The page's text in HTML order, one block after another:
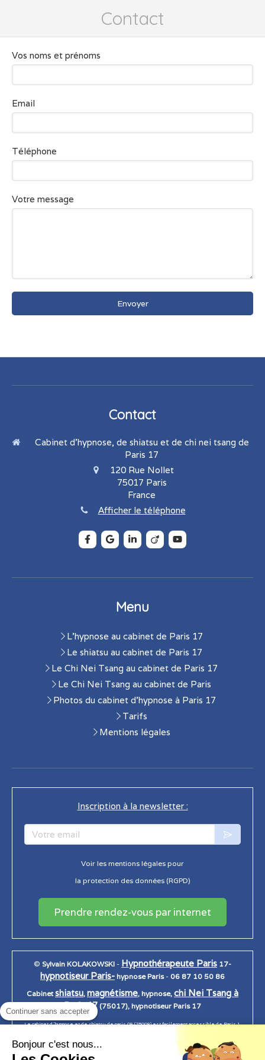
Contact
Vos noms et prénoms
Email
Téléphone
Votre message
Envoyer
Contact
Cabinet d'hypnose, de shiatsu et de chi nei tsang de
Paris 17
120 Rue Nollet
75017 Paris
France
Afficher le téléphone
Menu
L'hypnose au cabinet de Paris 17
Le shiatsu au cabinet de Paris 17
Le Chi Nei Tsang au cabinet de Paris 17
Le Chi Nei Tsang au cabinet de Paris
Photos du cabinet d'hypnose à Paris 17
Tarifs
Mentions légales
Inscription à la newsletter :
Votre email
Voir les mentions légales pour
la protection des données (RGPD)
Prendre rendez-vous par internet
© Sylvain KOLAKOWSKI - Hypnothérapeute Paris 17-
hypnotiseur Paris- hypnose Paris- 06 87 10 50 86
Cabinetshiatsu, magnétisme, hypnose, chi Nei Tsang à
Paris 17 (75017), hypnotiseur Paris 17
Le cabinet d 'hypnose et de shiatsu de paris 08 (75008) est facilement accessible de Paris 1,
12, Paris 13, Paris 14, Paris 15, Paris 16, Paris 17, Paris 18, Paris 19, Paris 20.
Continuer sans accepter
Bonjour c'est nous...